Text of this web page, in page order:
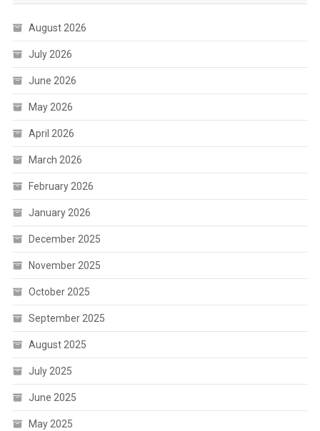
August 2026
July 2026
June 2026
May 2026
April 2026
March 2026
February 2026
January 2026
December 2025
November 2025
October 2025
September 2025
August 2025
July 2025
June 2025
May 2025